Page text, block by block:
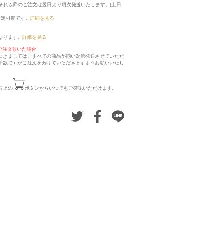
れ以降のご注文は翌日より順次発送いたします。(土日
可能です。 詳細を見る
ます。 詳細を見る
注文頂いた場合
きましては、すべての商品が揃い次第発送させていただ
ですがご注文を分けていただきますようお願いいたし
上の ボタンからいつでもご確認いただけます。